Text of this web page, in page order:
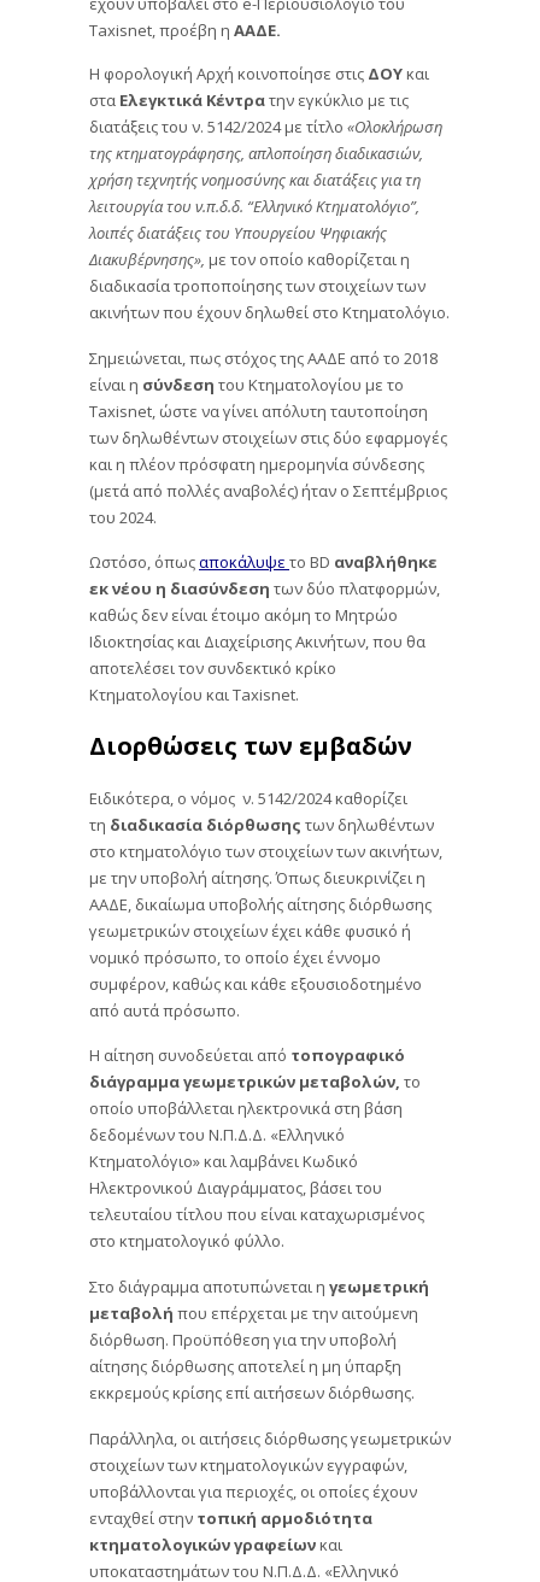
Taxisnet, προέβη η ΑΑΔΕ.
Η φορολογική Αρχή κοινοποίησε στις ΔΟΥκαι
στα Ελεγκτικά Κέντρατην εγκύκλιο με τις
διατάξεις του ν. 5142/2024 με τίτλο «Ολοκλήρωση
της κτηματογράφησης, απλοποίηση διαδικασιών,
χρήση τεχνητής νοημοσύνης και διατάξεις για τη
λειτουργία του ν.π.δ.δ. “Ελληνικό Κτηματολόγιο”,
λοιπές διατάξεις του Υπουργείου Ψηφιακής
Διακυβέρνησης», με τον οποίο καθορίζεται η
διαδικασία τροποποίησης των στοιχείων των
ακινήτων που έχουν δηλωθεί στο Κτηματολόγιο.
Σημειώνεται, πως στόχος της ΑΑΔΕ από το 2018
είναι η σύνδεση του Κτηματολογίου με το
Taxisnet, ώστε να γίνει απόλυτη ταυτοποίηση
των δηλωθέντων στοιχείων στις δύο εφαρμογές
και η πλέον πρόσφατη ημερομηνία σύνδεσης
(μετά από πολλές αναβολές) ήταν ο Σεπτέμβριος
του 2024.
Ωστόσο, όπωςαποκάλυψε το BD αναβλήθηκε
εκ νέου η διασύνδεση των δύο πλατφορμών,
καθώς δεν είναι έτοιμο ακόμη το Μητρώο
Ιδιοκτησίας και Διαχείρισης Ακινήτων, που θα
αποτελέσει τον συνδεκτικό κρίκο
Κτηματολογίου και Taxisnet.
Διορθώσεις των εμβαδών
Ειδικότερα, ο νόμος ν. 5142/2024 καθορίζει
τη διαδικασία διόρθωσης των δηλωθέντων
στο κτηματολόγιο των στοιχείων των ακινήτων,
με την υποβολή αίτησης. Όπως διευκρινίζει η
ΑΑΔΕ, δικαίωμα υποβολής αίτησης διόρθωσης
γεωμετρικών στοιχείων έχει κάθε φυσικό ή
νομικό πρόσωπο, το οποίο έχει έννομο
συμφέρον, καθώς και κάθε εξουσιοδοτημένο
από αυτά πρόσωπο.
Η αίτηση συνοδεύεται από τοπογραφικό
διάγραμμα γεωμετρικών μεταβολών, το
οποίο υποβάλλεται ηλεκτρονικά στη βάση
δεδομένων του Ν.Π.Δ.Δ. «Ελληνικό
Κτηματολόγιο» και λαμβάνει Κωδικό
Ηλεκτρονικού Διαγράµµατος, βάσει του
τελευταίου τίτλου που είναι καταχωρισμένος
στο κτηματολογικό φύλλο.
Στο διάγραμμα αποτυπώνεται η γεωμετρική
μεταβολή που επέρχεται με την αιτούμενη
διόρθωση. Προϋπόθεση για την υποβολή
αίτησης διόρθωσης αποτελεί η μη ύπαρξη
εκκρεμούς κρίσης επί αιτήσεων διόρθωσης.
Παράλληλα, οι αιτήσεις διόρθωσης γεωμετρικών
στοιχείων των κτηματολογικών εγγραφών,
υποβάλλονται για περιοχές, οι οποίες έχουν
ενταχθεί στην τοπική αρμοδιότητα
κτηματολογικών γραφείωνκαι
υποκαταστημάτων του Ν.Π.Δ.Δ. «Ελληνικό